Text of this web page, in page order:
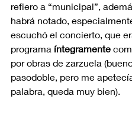
refiero a “municipal”,
habrá notado,
escuchó el concierto, que
programa íntegramente
por obras de zarzuela
pasodoble, pero me
palabra, queda muy bien).